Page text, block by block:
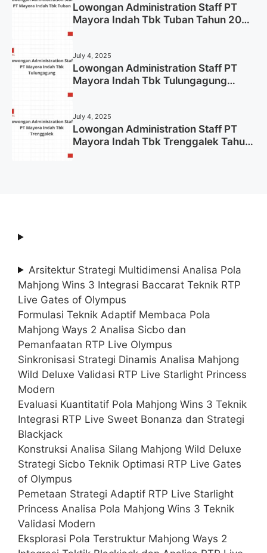
Lowongan Administration Staff PT
Mayora Indah Tbk Tuban Tahun 2025
July 4, 2025
Lowongan Administration Staff PT
Mayora Indah Tbk Tulungagung
July 4, 2025
Lowongan Administration Staff PT
Mayora Indah Tbk Trenggalek Tahun
Arsitektur Strategi Multidimensi Analisa Pola
Mahjong Wins 3 Integrasi Baccarat Teknik RTP
Live Gates of Olympus
Formulasi Teknik Adaptif Membaca Pola
Mahjong Ways 2 Analisa Sicbo dan
Pemanfaatan RTP Live Olympus
Sinkronisasi Strategi Dinamis Analisa Mahjong
Wild Deluxe Validasi RTP Live Starlight Princess
Modern
Evaluasi Kuantitatif Pola Mahjong Wins 3 Teknik
Integrasi RTP Live Sweet Bonanza dan Strategi
Blackjack
Konstruksi Analisa Silang Mahjong Wild Deluxe
Strategi Sicbo Teknik Optimasi RTP Live Gates
of Olympus
Pemetaan Strategi Adaptif RTP Live Starlight
Princess Analisa Pola Mahjong Wins 3 Teknik
Validasi Modern
Eksplorasi Pola Terstruktur Mahjong Ways 2